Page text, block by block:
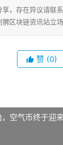
享，存在异议请联
区块链资讯站立场
赞 (0)
空气币终于迎